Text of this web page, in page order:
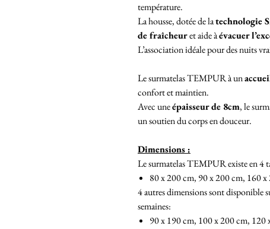
température.
La housse, dotée de latechnologie
de fraîcheuret aide àévacuer
L’association idéale pour des nuits
Le surmatelas TEMPUR à un
confort et maintien.
Avec uneépaisseur de 8cm, le
un soutien du corps en douceur.
Dimensions :
Le surmatelas TEMPUR existe en 4
80 x 200 cm, 90 x 200 cm, 160
4 autres dimensions sont disponible
semaines:
90 x 190 cm, 100 x 200 cm, 120